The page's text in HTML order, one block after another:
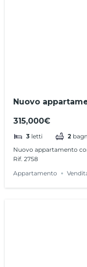
Nuovo
315,000€
3 letti 2
Nuovo appartamento
Rif. 2758
Appartamento